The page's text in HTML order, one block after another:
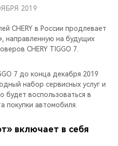
2019
CHERY в России продлевает
направленную на будущих
CHERY TIGGO 7.
7 до конца декабря 2019
набор сервисных услуг и
воспользоваться в
покупки автомобиля.
включает в себя